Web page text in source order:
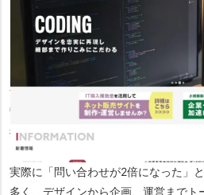
る、地域密着型のホームページ制作会
同社の強みは、製造業、司法書士など
など、群馬県の主要産業に特化した
す。例えば、製造業であれば「独自の
繋げ、士業であれば「訪問者の悩みに
提示するなど、業種ごとの成功パター
実際に「問い合わせが2倍になった」
多く、デザインから企画、運営まで